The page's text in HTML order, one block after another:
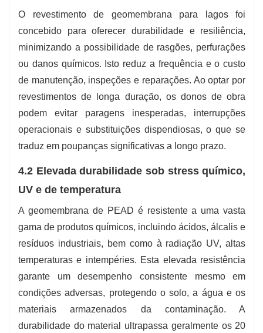
O revestimento de geomembrana para lagos foi
concebido para oferecer durabilidade e resiliência,
minimizando a possibilidade de rasgões, perfurações
ou danos químicos. Isto reduz a frequência e o custo
de manutenção, inspeções e reparações. Ao optar por
revestimentos de longa duração, os donos de obra
podem evitar paragens inesperadas, interrupções
operacionais e substituições dispendiosas, o que se
traduz em poupanças significativas a longo prazo.
4.2 Elevada durabilidade sob stress químico,
UV e de temperatura
A geomembrana de PEAD é resistente a uma vasta
gama de produtos químicos, incluindo ácidos, álcalis e
resíduos industriais, bem como à radiação UV, altas
temperaturas e intempéries. Esta elevada resistência
garante um desempenho consistente mesmo em
condições adversas, protegendo o solo, a água e os
materiais armazenados da contaminação. A
durabilidade do material ultrapassa geralmente os 20